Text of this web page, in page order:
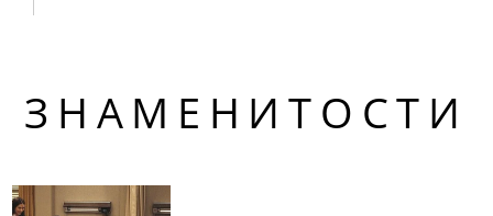
ЗНАМЕНИТОСТИ